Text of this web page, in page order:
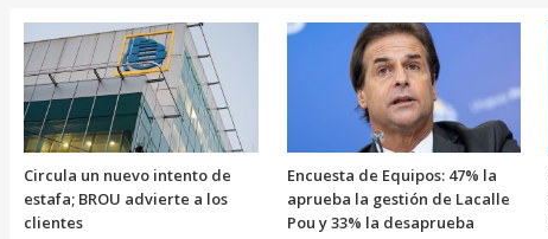
Circula un nuevo intento de
estafa; BROU advierte a los
clientes
Encuesta de Equipos: 47% la
aprueba la gestión de Lacalle
Pou y 33% la desaprueba